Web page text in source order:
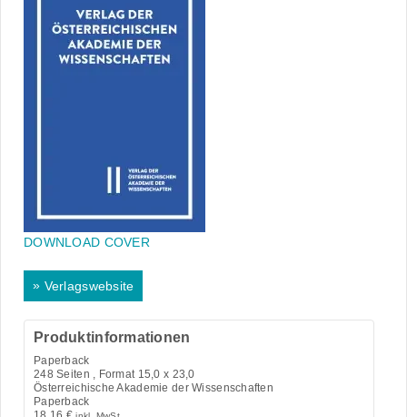
DOWNLOAD COVER
» Verlagswebsite
Produktinformationen
Paperback
248 Seiten , Format 15,0 x 23,0
Österreichische Akademie der Wissenschaften
Paperback